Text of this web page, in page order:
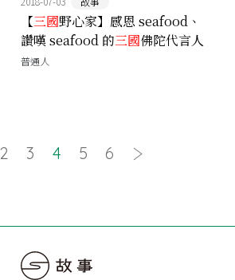
【三國野心家】感恩 seafood、
讚嘆 seafood 的三國佛陀代言人
──笮融
普通人
2 3 4 5 6